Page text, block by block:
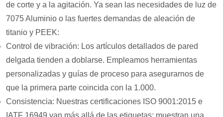
de corte y a la agitación. Ya sean las necesidades de luz de
7075 Aluminio o las fuertes demandas de aleación de
titanio y PEEK:
Control de vibración: Los artículos detallados de pared
delgada tienden a doblarse. Empleamos herramientas
personalizadas y guías de proceso para asegurarnos de
que la primera parte coincida con la 1.000.
Consistencia: Nuestras certificaciones ISO 9001:2015 e